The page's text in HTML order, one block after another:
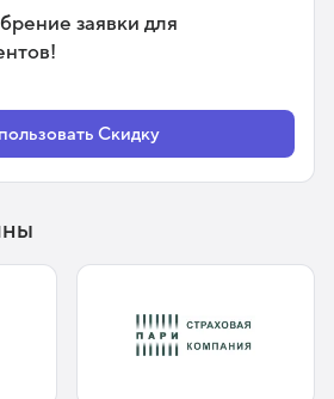
заявки для
Скидку